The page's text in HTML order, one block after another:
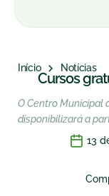
Início Notícias
Cursos
O Centro Municipal
disponibilizará a
13